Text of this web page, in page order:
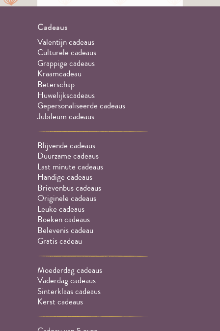
Cadeaus
Valentijn cadeaus
Culturele cadeaus
Grappige cadeaus
Kraamcadeau
Beterschap
Huwelijkscadeaus
Gepersonaliseerde cadeaus
Jubileum cadeaus
Blijvende cadeaus
Duurzame cadeaus
Last minute cadeaus
Handige cadeaus
Brievenbus cadeaus
Originele cadeaus
Leuke cadeaus
Boeken cadeaus
Belevenis cadeau
Gratis cadeau
Moederdag cadeaus
Vaderdag cadeaus
Sinterklaas cadeaus
Kerst cadeaus